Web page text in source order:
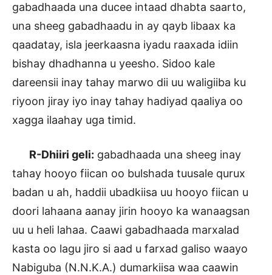
gabadhaada una ducee intaad dhabta saarto,
una sheeg gabadhaadu in ay qayb libaax ka
qaadatay, isla jeerkaasna iyadu raaxada idiin
bishay dhadhanna u yeesho. Sidoo kale
dareensii inay tahay marwo dii uu waligiiba ku
riyoon jiray iyo inay tahay hadiyad qaaliya oo
xagga ilaahay uga timid.
R-Dhiiri geli: gabadhaada una sheeg inay
tahay hooyo fiican oo bulshada tuusale qurux
badan u ah, haddii ubadkiisa uu hooyo fiican u
doori lahaana aanay jirin hooyo ka wanaagsan
uu u heli lahaa. Caawi gabadhaada marxalad
kasta oo lagu jiro si aad u farxad galiso waayo
Nabiguba (N.N.K.A.) dumarkiisa waa caawin